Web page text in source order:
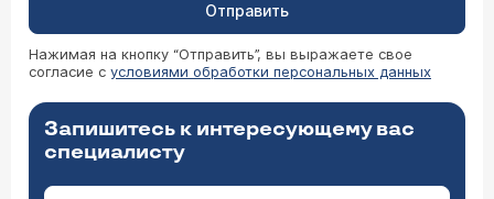
Отправить
Нажимая на кнопку “Отправить”, вы выражаете свое
согласие с условиями обработки персональных данных
Запишитесь к интересующему вас
специалисту